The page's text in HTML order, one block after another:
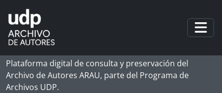
Skip to main content
Plataforma digital de consulta y preservación del
Archivo de Autores ARAU, parte del Programa de
Archivos UDP.